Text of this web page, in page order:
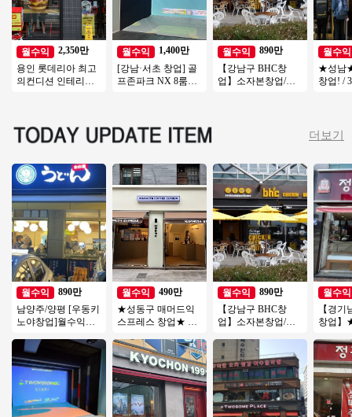
월수익
2,350만
용인 롯데리아 최고
의컨디션 인테리어
월수익
1,400만
[강남·서초 창업] 골
프존파크 NX 8룸｜
월수익
890만
【강남구 BHC창
업】소자본창업/고
월수익
★성남
창업! /
더보기
월수익
890만
남양주/양평 [우동키
노야창업]월수익
소자본창업#고수익
창업#투잡
월수익
490만
★성동구 매머드익
스프레스 창업★ 성
차이 없이 꾸준한 매
장
월수익
890만
【강남구 BHC창
업】소자본창업/고
차이즈창업/강력추
천
월수익
【경기
창업】
니어 추
템